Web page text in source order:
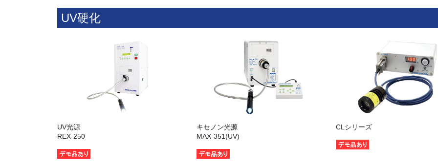
UV硬化
UV光源
REX-250
キセノン光源
MAX-351(UV)
CLシリーズ